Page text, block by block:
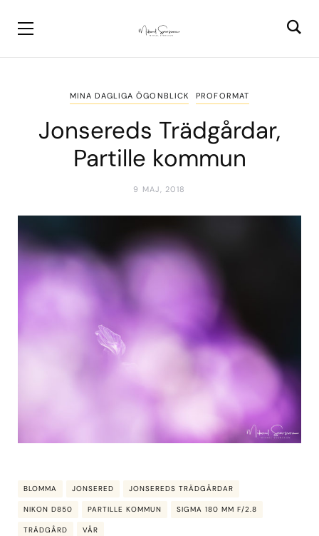
MINA DAGLIGA ÖGONBLICK PROFORMAT
Jonsereds Trädgårdar,
Partille kommun
9 MAJ, 2018
BLOMMA JONSERED JONSEREDS TRÄDGÅRDAR
NIKON D850 PARTILLE KOMMUN SIGMA 180 MM F/2.8
TRÄDGÅRD VÅR